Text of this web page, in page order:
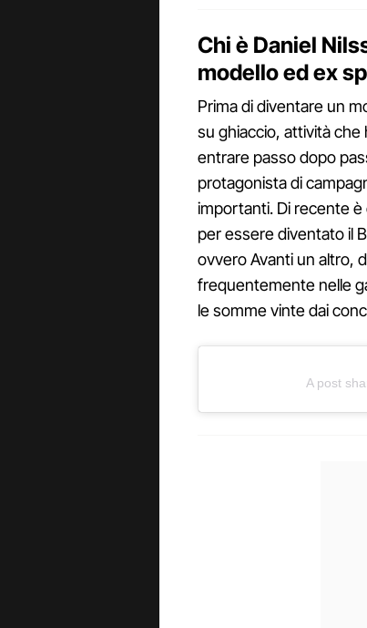
Chi è Daniel
modello ed ex
Prima di diventare un
su ghiaccio, attività
entrare passo dopo
protagonista di
importanti. Di recente è
per essere diventato il
ovvero Avanti un altro,
frequentemente nelle
le somme vinte dai
A post